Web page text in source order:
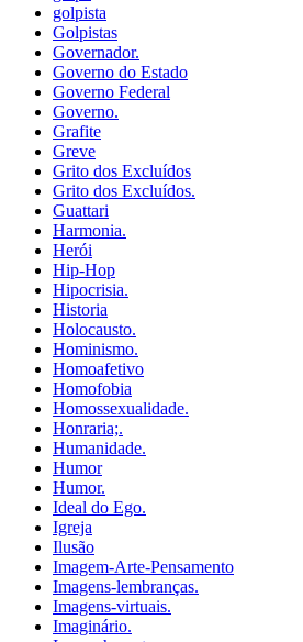
golpista
Golpistas
Governador.
Governo do Estado
Governo Federal
Governo.
Grafite
Greve
Grito dos Excluídos
Grito dos Excluídos.
Guattari
Harmonia.
Herói
Hip-Hop
Hipocrisia.
Historia
Holocausto.
Hominismo.
Homoafetivo
Homofobia
Homossexualidade.
Honraria;.
Humanidade.
Humor
Humor.
Ideal do Ego.
Igreja
Ilusão
Imagem-Arte-Pensamento
Imagens-lembranças.
Imagens-virtuais.
Imaginário.